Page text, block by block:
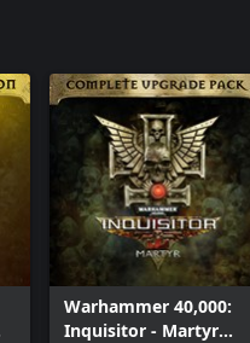
Warhammer 40,000:
Inquisitor - Martyr